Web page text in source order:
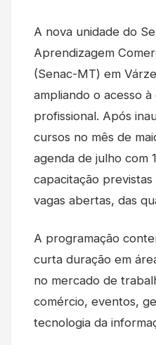
A nova unidade do
Aprendizagem
(Senac-MT) em
ampliando o acesso à
profissional. Após
cursos no mês de
agenda de julho com
capacitação
vagas abertas, das
A programação
curta duração em
no mercado de
comércio, eventos,
tecnologia da